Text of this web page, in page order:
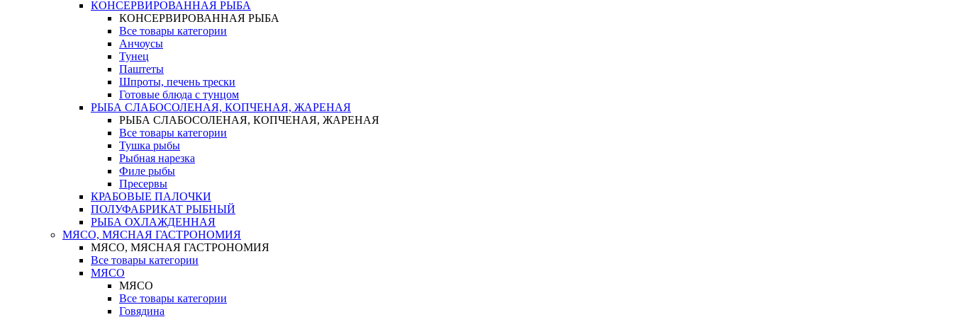
КОНСЕРВИРОВАННАЯ РЫБА
КОНСЕРВИРОВАННАЯ РЫБА
Все товары категории
Анчоусы
Тунец
Паштеты
Шпроты, печень трески
Готовые блюда с тунцом
РЫБА СЛАБОСОЛЕНАЯ, КОПЧЕНАЯ, ЖАРЕНАЯ
РЫБА СЛАБОСОЛЕНАЯ, КОПЧЕНАЯ, ЖАРЕНАЯ
Все товары категории
Тушка рыбы
Рыбная нарезка
Филе рыбы
Пресервы
КРАБОВЫЕ ПАЛОЧКИ
ПОЛУФАБРИКАТ РЫБНЫЙ
РЫБА ОХЛАЖДЕННАЯ
МЯСО, МЯСНАЯ ГАСТРОНОМИЯ
МЯСО, МЯСНАЯ ГАСТРОНОМИЯ
Все товары категории
МЯСО
МЯСО
Все товары категории
Говядина